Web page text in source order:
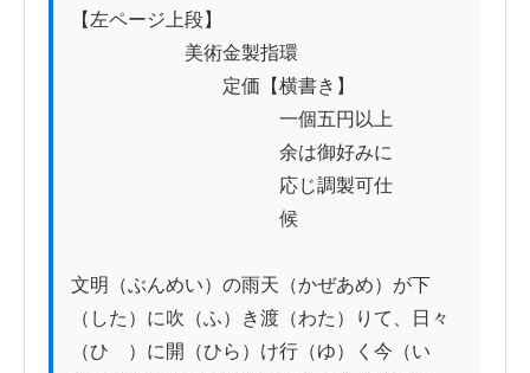
【左ページ上段】
美術金製指環
定価【横書き】
一個五円以上
余は御好みに
応じ調製可仕
候
文明（ぶんめい）の雨天（かぜあめ）が下
（した）に吹（ふ）き渡（わた）りて、日々
（ひゞ）に開（ひら）け行（ゆ）く今（い